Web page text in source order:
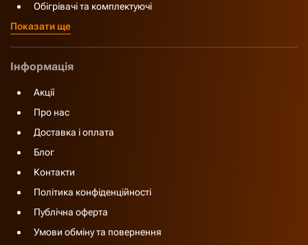
Обігрівачі та комплектуючі
Показати ще
Інформація
Акції
Про нас
Доставка і оплата
Блог
Контакти
Політика конфіденційності
Публічна оферта
Умови обміну та повернення